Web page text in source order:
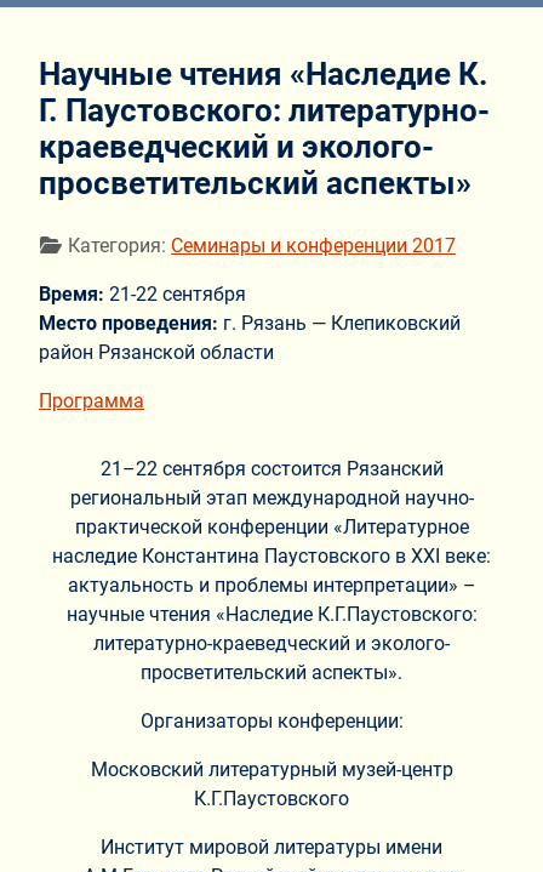
Научные чтения «Наследие К.
Г. Паустовского: литературно-
краеведческий и эколого-
просветительский аспекты»
Информация о материале
Категория: Семинары и конференции 2017
Время: 21-22 сентября
Место проведения: г. Рязань — Клепиковский
район Рязанской области
Программа
21–22 сентября состоится Рязанский
региональный этап международной научно-
практической конференции «Литературное
наследие Константина Паустовского в XXI веке:
актуальность и проблемы интерпретации» –
научные чтения «Наследие К.Г.Паустовского:
литературно-краеведческий и эколого-
просветительский аспекты».
Организаторы конференции:
Московский литературный музей-центр
К.Г.Паустовского
Институт мировой литературы имени